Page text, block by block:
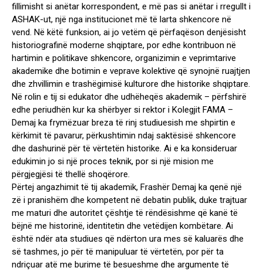
fillimisht si anëtar korrespondent, e më pas si anëtar i rregullt i
ASHAK-ut, një nga institucionet më të larta shkencore në
vend. Në këtë funksion, ai jo vetëm që përfaqëson denjësisht
historiografinë moderne shqiptare, por edhe kontribuon në
hartimin e politikave shkencore, organizimin e veprimtarive
akademike dhe botimin e veprave kolektive që synojnë ruajtjen
dhe zhvillimin e trashëgimisë kulturore dhe historike shqiptare.
Në rolin e tij si edukator dhe udhëheqës akademik – përfshirë
edhe periudhën kur ka shërbyer si rektor i Kolegjit FAMA –
Demaj ka frymëzuar breza të rinj studiuesish me shpirtin e
kërkimit të pavarur, përkushtimin ndaj saktësisë shkencore
dhe dashurinë për të vërtetën historike. Ai e ka konsideruar
edukimin jo si një proces teknik, por si një mision me
përgjegjësi të thellë shoqërore.
Përtej angazhimit të tij akademik, Frashër Demaj ka qenë një
zë i pranishëm dhe kompetent në debatin publik, duke trajtuar
me maturi dhe autoritet çështje të rëndësishme që kanë të
bëjnë me historinë, identitetin dhe vetëdijen kombëtare. Ai
është ndër ata studiues që ndërton ura mes së kaluarës dhe
së tashmes, jo për të manipuluar të vërtetën, por për ta
ndriçuar atë me burime të besueshme dhe argumente të